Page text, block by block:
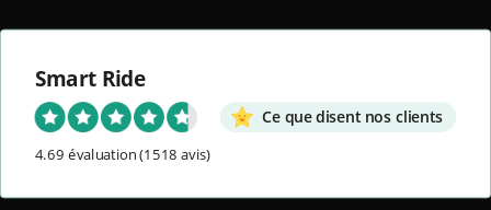
Smart Ride
Ce que disent nos clients
4.69 évaluation(1518 avis)